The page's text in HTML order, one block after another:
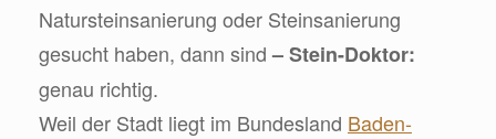
Natursteinsanierung oder Steinsanierung
gesucht haben, dann sind– Stein-Doktor:
genau richtig.
Weil der Stadt liegt im Bundesland Baden-